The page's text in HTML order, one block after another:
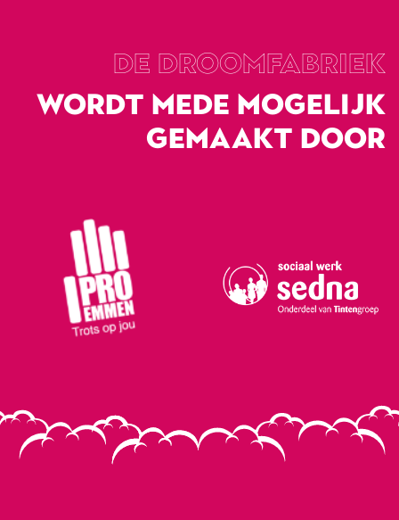
DE droomfabriek
WORDT MEDE MOGELIJK
GEMAAKT DOOR